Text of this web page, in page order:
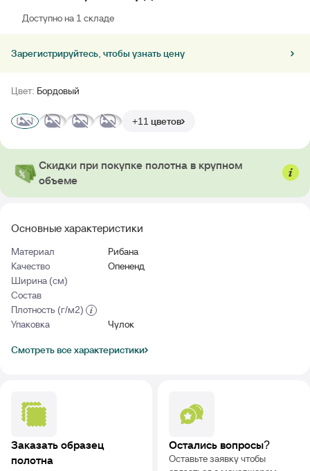
Основные характеристики
Материал
Рибана
Качество
Опененд
Ширина (см)
Состав
Плотность (г/м2)
Упаковка
Чулок
Смотреть все характеристики
Доступно на 1 складе
Зарегистрируйтесь, чтобы узнать цену
Цвет: Бордовый
+11 цветов
Скидки при покупке полотна в крупном
объеме
Заказать образец
полотна
Остались вопросы?
Оставьте заявку чтобы